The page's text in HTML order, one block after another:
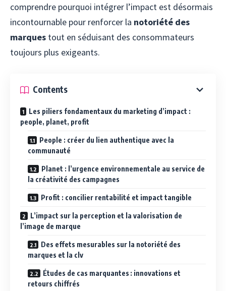
comprendre pourquoi intégrer l’impact est désormais
incontournable pour renforcer la notoriété des
marques tout en séduisant des consommateurs
toujours plus exigeants.
Contents
Les piliers fondamentaux du marketing d’impact :
people, planet, profit
People : créer du lien authentique avec la
communauté
Planet : l’urgence environnementale au service de
la créativité des campagnes
Profit : concilier rentabilité et impact tangible
L’impact sur la perception et la valorisation de
l’image de marque
Des effets mesurables sur la notoriété des
marques et la clv
Études de cas marquantes : innovations et
retours chiffrés